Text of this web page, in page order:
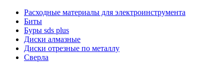
Расходные материалы для электроинструмента
Биты
Буры sds plus
Диски алмазные
Диски отрезные по металлу
Сверла